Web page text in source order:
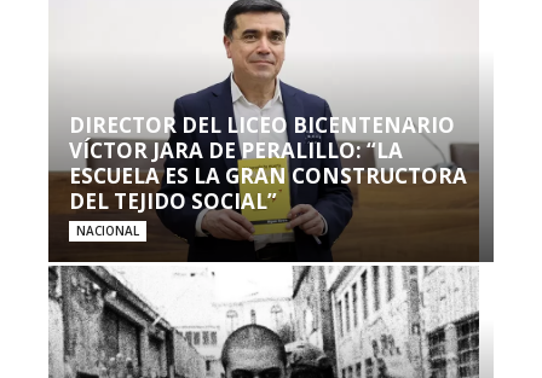
DIRECTOR DEL LICEO BICENTENARIO
VÍCTOR JARA DE PERALILLO: “LA
ESCUELA ES LA GRAN CONSTRUCTORA
DEL TEJIDO SOCIAL”
NACIONAL